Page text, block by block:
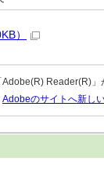
）
Reader(R)
Adobeのサイトへ新し